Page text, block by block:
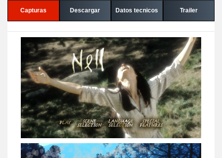
Capturas Descargar Datos tecnicos Trailer